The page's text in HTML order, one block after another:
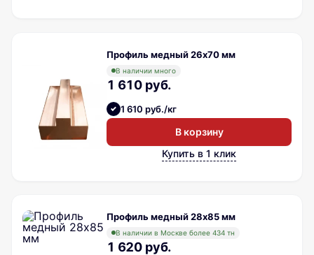
Профиль медный 26х70 мм
В наличии много
1 610 руб.
1 610 руб./кг
В корзину
Купить в 1 клик
Профиль медный 28х85 мм
В наличии в Москве более 434 тн
1 620 руб.